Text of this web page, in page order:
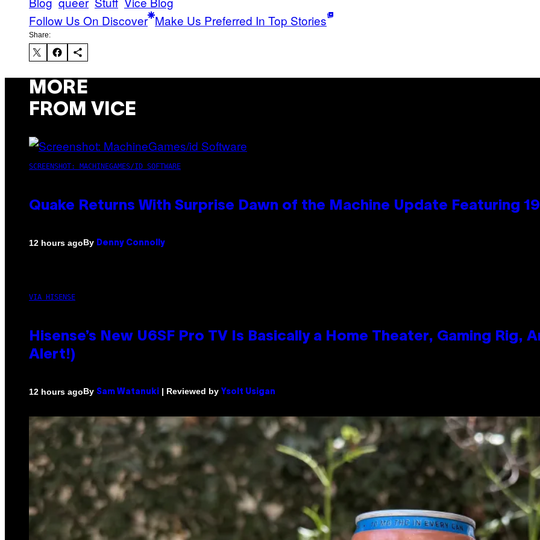
Follow Us On Discover Make Us Preferred In Top Stories
Share:
MORE
FROM VICE
SCREENSHOT: MACHINEGAMES/ID SOFTWARE
Quake Returns With Surprise Dawn of the Machine Update Featuring
12 hours agoBy Denny Connolly
VIA HISENSE
Hisense’s New U6SF Pro TV Is Basically a Home Theater, Gaming Rig,
Alert!)
12 hours agoBy Sam Watanuki | Reviewed by Ysolt Usigan